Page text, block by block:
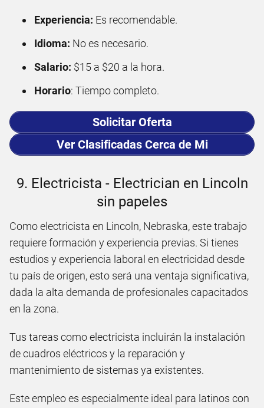
Experiencia: Es recomendable.
Idioma: No es necesario.
Salario: $15 a $20 a la hora.
Horario: Tiempo completo.
Solicitar Oferta
Ver Clasificadas Cerca de Mi
9. Electricista - Electrician en Lincoln
sin papeles
Como electricista en Lincoln, Nebraska, este trabajo
requiere formación y experiencia previas. Si tienes
estudios y experiencia laboral en electricidad desde
tu país de origen, esto será una ventaja significativa,
dada la alta demanda de profesionales capacitados
en la zona.
Tus tareas como electricista incluirán la instalación
de cuadros eléctricos y la reparación y
mantenimiento de sistemas ya existentes.
Este empleo es especialmente ideal para latinos con